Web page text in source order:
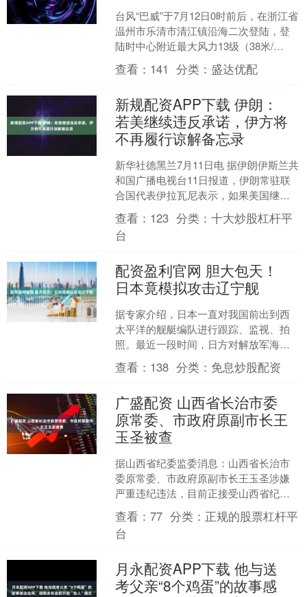
台风“巴威”于7月12日0时前后，在浙江省
温州市乐清市清江镇沿海二次登陆，登
陆时中心附近最大风力13级（38米/
秒），中心最低气压960百帕。....
查看： 141 分类： 盛达优配
新规配资APP下载 伊朗：
若美继续违反承诺，伊方将
不再履行谅解备忘录
新华社德黑兰7月11日电 据伊朗伊斯兰共
和国广播电视台11日报道，伊朗常驻联
合国代表伊拉瓦尼表示，如果美国继续
违反其在伊美谅解备忘录中的承诺，伊
朗将不再有义务履....
查看： 123 分类：十大炒股杠杆平
台
配资盈利官网 胆大包天！
日本竟模拟攻击辽宁舰
据专家介绍，日本一直对我国前出到西
太平洋的舰艇编队进行跟踪、监视、拍
照。最近一段时间，日方对解放军海上
编队的滋扰有一个重大变化——靠得特
别近。按日方报道，日方同....
查看： 138 分类： 免息炒股配资
广盛配资 山西省长治市委
原常委、市政府原副市长王
玉圣被查
据山西省纪委监委消息：山西省长治市
委原常委、市政府原副市长王玉圣涉嫌
严重违纪违法，目前正接受山西省纪委
监委纪律审查和监察调查。....
查看：77 分类： 正规的股票杠杆平
台
月永配资APP下载 他与送
考父亲“8个鸡蛋”的故事感